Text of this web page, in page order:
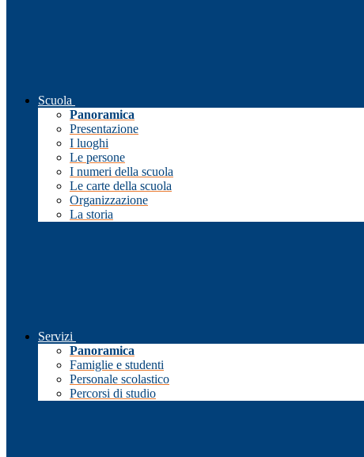
Scuola
Panoramica
Presentazione
I luoghi
Le persone
I numeri della scuola
Le carte della scuola
Organizzazione
La storia
Servizi
Panoramica
Famiglie e studenti
Personale scolastico
Percorsi di studio